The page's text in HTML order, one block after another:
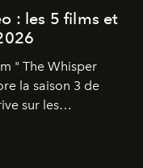
: les 5 films et
" The Whisper
la saison 3 de
sur les